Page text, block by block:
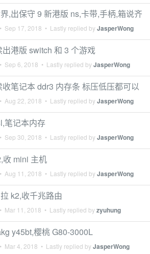
,出保守 9 新港版 ns,卡带,手柄,箱说齐
• Sep 17, 2018 • Lastly replied byJasperWong
港版 switch 和 3 个游戏
• Sep 6, 2018 • Lastly replied byJasperWong
笔记本 ddr3 内存条 标压低压都可以
• Aug 22, 2018 • Lastly replied byJasperWong
笔记本内存
• Sep 30, 2018 • Lastly replied byJasperWong
收 mini 主机
• Aug 11, 2018 • Lastly replied byJasperWong
k2,收千兆路由
• Mar 11, 2018 • Lastly replied byzyuhung
y45bt,樱桃 G80-3000L
• Mar 4, 2018 • Lastly replied byJasperWong